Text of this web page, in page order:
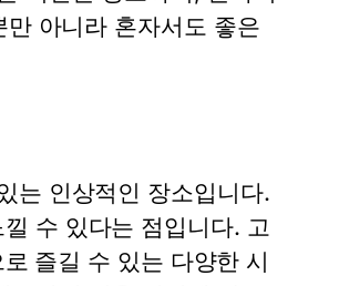
아니라 혼자서도 좋은
는 인상적인 장소입니다.
수 있다는 점입니다. 고
즐길 수 있는 다양한 시